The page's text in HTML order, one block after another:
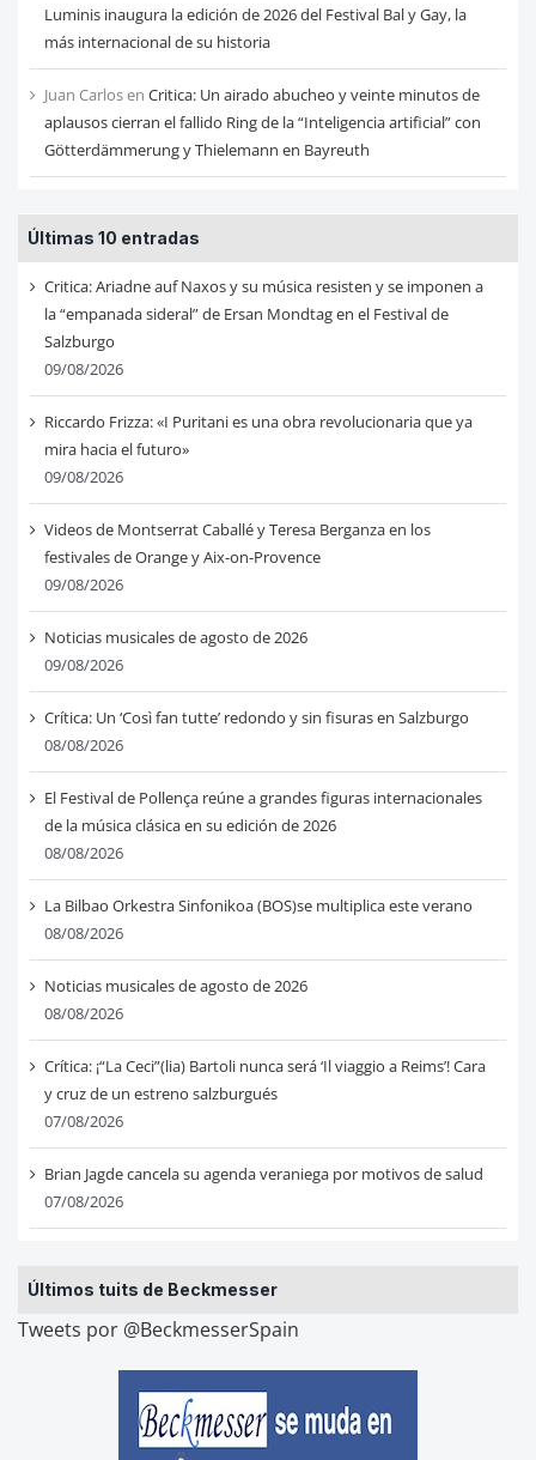
Luminis inaugura la edición de 2026 del Festival Bal y Gay, la
más internacional de su historia
Juan Carlosen Critica: Un airado abucheo y veinte minutos de
aplausos cierran el fallido Ring de la “Inteligencia artificial” con
Götterdämmerung y Thielemann en Bayreuth
Últimas 10 entradas
Critica: Ariadne auf Naxos y su música resisten y se imponen a
la “empanada sideral” de Ersan Mondtag en el Festival de
Salzburgo
09/08/2026
Riccardo Frizza: «I Puritani es una obra revolucionaria que ya
mira hacia el futuro»
09/08/2026
Videos de Montserrat Caballé y Teresa Berganza en los
festivales de Orange y Aix-on-Provence
09/08/2026
Noticias musicales de agosto de 2026
09/08/2026
Crítica: Un ‘Così fan tutte’ redondo y sin fisuras en Salzburgo
08/08/2026
El Festival de Pollença reúne a grandes figuras internacionales
de la música clásica en su edición de 2026
08/08/2026
La Bilbao Orkestra Sinfonikoa (BOS)se multiplica este verano
08/08/2026
Noticias musicales de agosto de 2026
08/08/2026
Crítica: ¡“La Ceci”(lia) Bartoli nunca será ‘Il viaggio a Reims’! Cara
y cruz de un estreno salzburgués
07/08/2026
Brian Jagde cancela su agenda veraniega por motivos de salud
07/08/2026
Últimos tuits de Beckmesser
Tweets por @BeckmesserSpain